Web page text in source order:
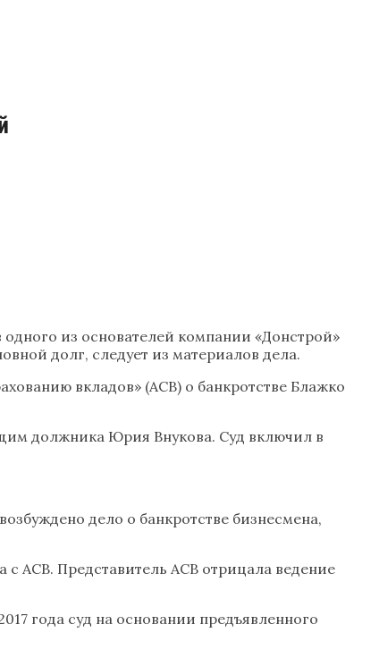
из основателей компании «Донстрой»
долг, следует из материалов дела.
вкладов» (АСВ) о банкротстве Блажко
должника Юрия Внукова. Суд включил в
дело о банкротстве бизнесмена,
с АСВ. Представитель АСВ отрицала ведение
года суд на основании предъявленного